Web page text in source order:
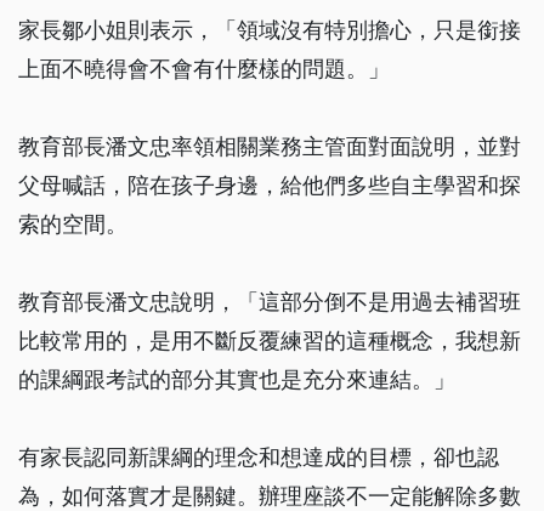
家長鄒小姐則表示，「領域沒有特別擔心，只是銜接
上面不曉得會不會有什麼樣的問題。」
教育部長潘文忠率領相關業務主管面對面說明，並對
父母喊話，陪在孩子身邊，給他們多些自主學習和探
索的空間。
教育部長潘文忠說明，「這部分倒不是用過去補習班
比較常用的，是用不斷反覆練習的這種概念，我想新
的課綱跟考試的部分其實也是充分來連結。」
有家長認同新課綱的理念和想達成的目標，卻也認
為，如何落實才是關鍵。辦理座談不一定能解除多數